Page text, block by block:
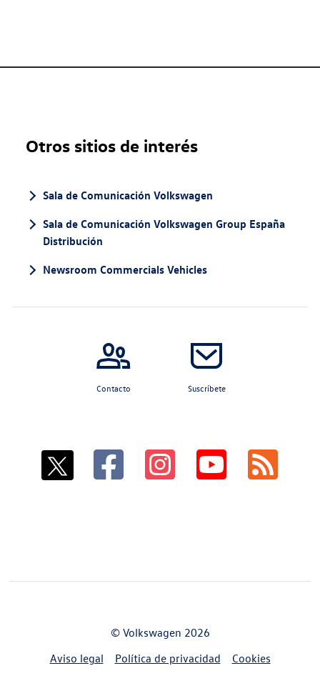
Otros sitios de interés
Sala de Comunicación Volkswagen
Sala de Comunicación Volkswagen Group España
Distribución
Newsroom Commercials Vehicles
Contacto Suscríbete
© Volkswagen 2026
Aviso legal
Política de privacidad Cookies